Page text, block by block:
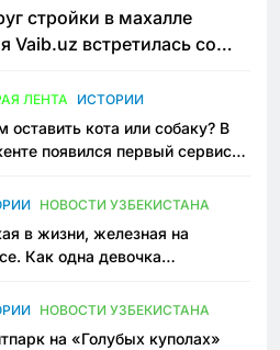
стройки в махалле
Vaib.uz встретилась со
ЛЕНТА ИСТОРИИ
оставить кота или собаку? В
появился первый сервис
НОВОСТИ УЗБЕКИСТАНА
в жизни, железная на
Как одна девочка
НОВОСТИ УЗБЕКИСТАНА
на «Голубых куполах»